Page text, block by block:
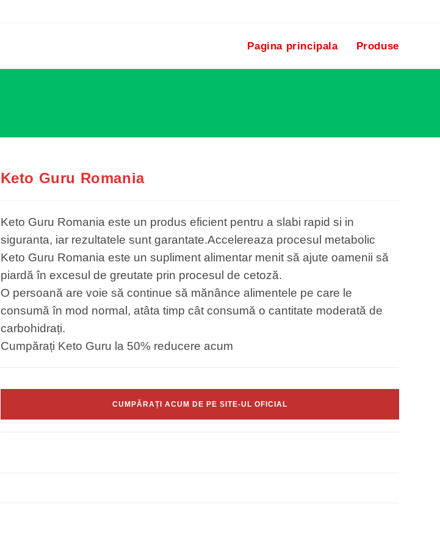
Pagina principala Produse
Keto Guru Romania
Keto Guru Romania este un produs eficient pentru a slabi rapid si in
siguranta, iar rezultatele sunt garantate.Accelereaza procesul metabolic
Keto Guru Romania este un supliment alimentar menit să ajute oamenii să
piardă în excesul de greutate prin procesul de cetoză.
O persoană are voie să continue să mănânce alimentele pe care le
consumă în mod normal, atâta timp cât consumă o cantitate moderată de
carbohidrați.
Cumpărați Keto Guru la 50% reducere acum
CUMPĂRAȚI ACUM DE PE SITE-UL OFICIAL